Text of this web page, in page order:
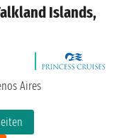
Islands,
Aires